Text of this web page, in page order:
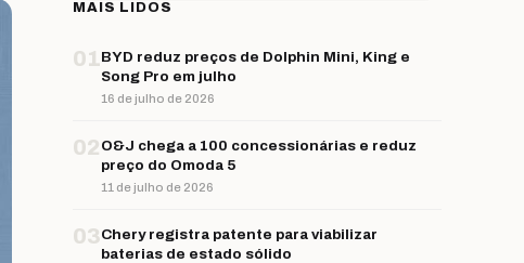
MAIS LIDOS
01BYD reduz preços de Dolphin Mini, King e
Song Pro em julho
16 de julho de 2026
02 O&J chega a 100 concessionárias e reduz
preço do Omoda 5
11 de julho de 2026
03Chery registra patente para viabilizar
baterias de estado sólido